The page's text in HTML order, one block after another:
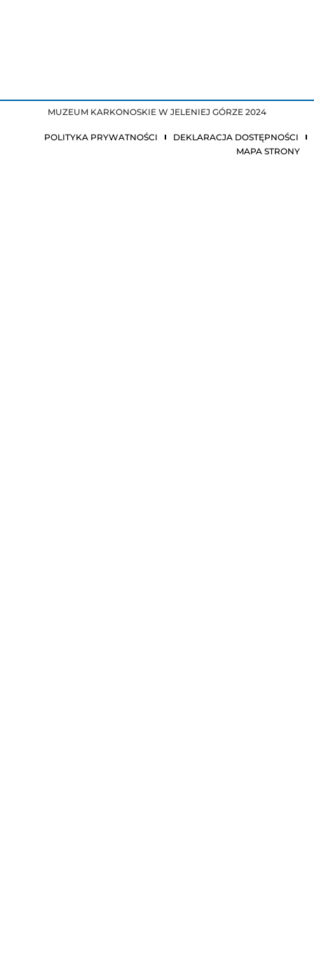
MUZEUM KARKONOSKIE W JELENIEJ GÓRZE 2024
POLITYKA PRYWATNOŚCI
DEKLARACJA DOSTĘPNOŚCI
MAPA STRONY